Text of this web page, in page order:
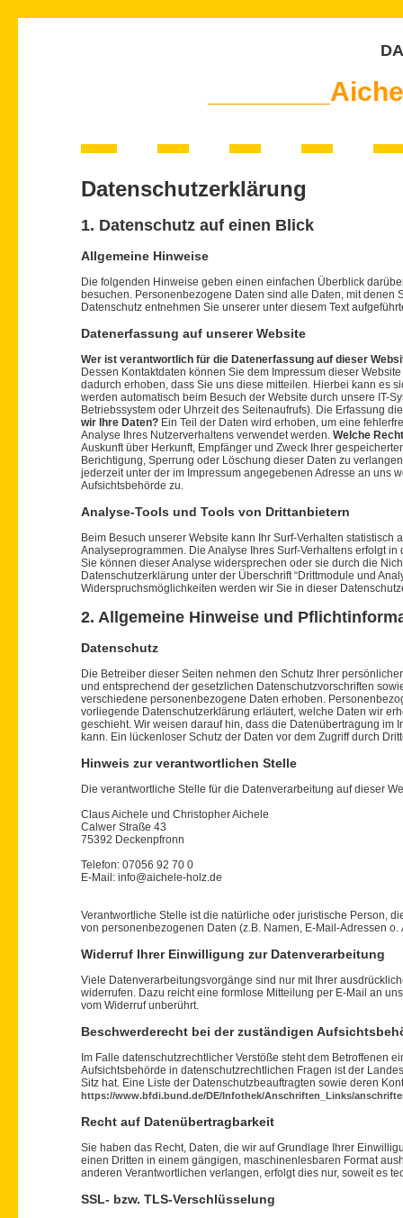
Datenschutzerklärung
1. Datenschutz auf einen Blick
Allgemeine Hinweise
Die folgenden Hinweise geben einen einfachen Überblick
besuchen. Personenbezogene Daten sind alle Daten, mit
Datenschutz entnehmen Sie unserer unter diesem Text
Datenerfassung auf unserer Website
Wer ist verantwortlich für die Datenerfassung auf dieser
Dessen Kontaktdaten können Sie dem Impressum dieser
dadurch erhoben, dass Sie uns diese mitteilen. Hierbei kann es
werden automatisch beim Besuch der Website durch unsere IT-
Betriebssystem oder Uhrzeit des Seitenaufrufs). Die Erfassung
wir Ihre Daten? Ein Teil der Daten wird erhoben, um eine
Analyse Ihres Nutzerverhaltens verwendet werden. Welche
Auskunft über Herkunft, Empfänger und Zweck Ihrer
Berichtigung, Sperrung oder Löschung dieser Daten zu
jederzeit unter der im Impressum angegebenen Adresse an uns
Aufsichtsbehörde zu.
Analyse-Tools und Tools von Drittanbietern
Beim Besuch unserer Website kann Ihr Surf-Verhalten
Analyseprogrammen. Die Analyse Ihres Surf-Verhaltens erfolgt
Sie können dieser Analyse widersprechen oder sie durch die
Datenschutzerklärung unter der Überschrift “Drittmodule und
Widerspruchsmöglichkeiten werden wir Sie in dieser
2. Allgemeine Hinweise und
Datenschutz
Die Betreiber dieser Seiten nehmen den Schutz Ihrer
und entsprechend der gesetzlichen Datenschutzvorschriften
verschiedene personenbezogene Daten erhoben.
vorliegende Datenschutzerklärung erläutert, welche Daten wir
geschieht. Wir weisen darauf hin, dass die Datenübertragung im
kann. Ein lückenloser Schutz der Daten vor dem Zugriff durch
Hinweis zur verantwortlichen Stelle
Die verantwortliche Stelle für die Datenverarbeitung auf dieser
Claus Aichele und Christopher Aichele
Calwer Straße 43
75392 Deckenpfronn
Telefon: 07056 92 70 0
E-Mail: info@aichele-holz.de
Verantwortliche Stelle ist die natürliche oder juristische Person,
von personenbezogenen Daten (z.B. Namen, E-Mail-Adressen o.
Widerruf Ihrer Einwilligung zur Datenverarbeitung
Viele Datenverarbeitungsvorgänge sind nur mit Ihrer
widerrufen. Dazu reicht eine formlose Mitteilung per E-Mail an
vom Widerruf unberührt.
Beschwerderecht bei der zuständigen
Im Falle datenschutzrechtlicher Verstöße steht dem Betroffenen
Aufsichtsbehörde in datenschutzrechtlichen Fragen ist der
Sitz hat. Eine Liste der Datenschutzbeauftragten sowie deren
https://www.bfdi.bund.de/DE/Infothek/Anschriften_Links/
Recht auf Datenübertragbarkeit
Sie haben das Recht, Daten, die wir auf Grundlage Ihrer
einen Dritten in einem gängigen, maschinenlesbaren Format
anderen Verantwortlichen verlangen, erfolgt dies nur, soweit es
SSL- bzw. TLS-Verschlüsselung